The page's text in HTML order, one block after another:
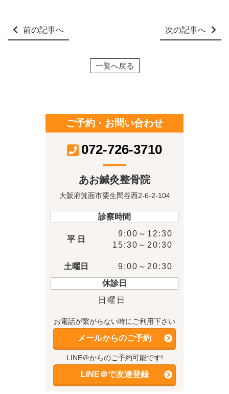
前の記事へ 次の記事へ
一覧へ戻る
ご予約・お問い合わせ
072-726-3710
あお鍼灸整骨院
大阪府箕面市粟生間谷西2-6-2-104
診察時間
平 日
9:00～12:30
15:30～20:30
土曜日
9:00～20:30
休診日
日曜日
お電話が繋がらない時にご利用下さい
メールからのご予約
LINE＠からのご予約可能です!
LINE＠で友達登録